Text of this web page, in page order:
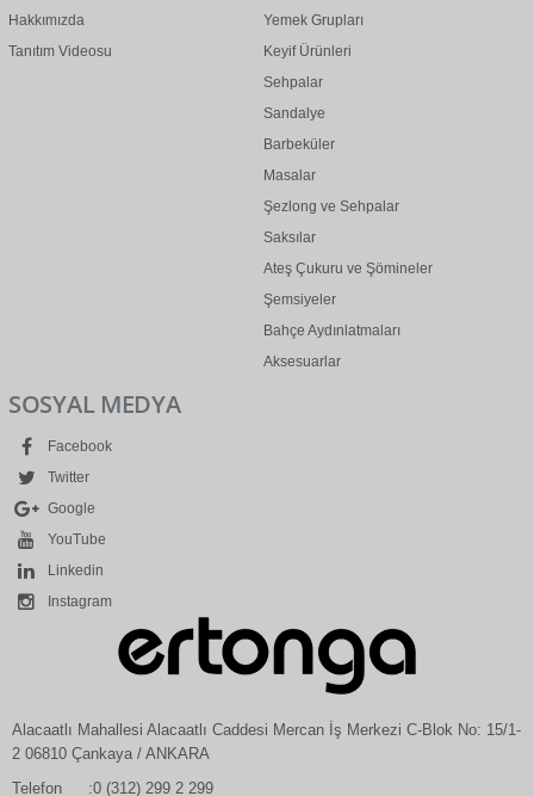
Hakkımızda
Tanıtım Videosu
Yemek Grupları
Keyif Ürünleri
Sehpalar
Sandalye
Barbeküler
Masalar
Şezlong ve Sehpalar
Saksılar
Ateş Çukuru ve Şömineler
Şemsiyeler
Bahçe Aydınlatmaları
Aksesuarlar
SOSYAL MEDYA
Facebook
Twitter
Google
YouTube
Linkedin
Instagram
Alacaatlı Mahallesi Alacaatlı Caddesi Mercan İş Merkezi C-Blok No: 15/1-
2 06810 Çankaya / ANKARA
Telefon
:0 (312) 299 2 299